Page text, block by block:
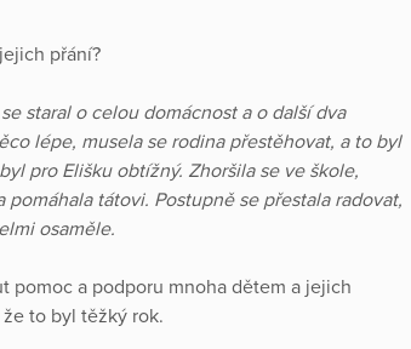
přání?
staral o celou domácnost a o další dva
lépe, musela se rodina přestěhovat, a to byl
pro Elišku obtížný. Zhoršila se ve škole,
tátovi. Postupně se přestala radovat,
osaměle.
pomoc a podporu mnoha dětem a jejich
to byl těžký rok.